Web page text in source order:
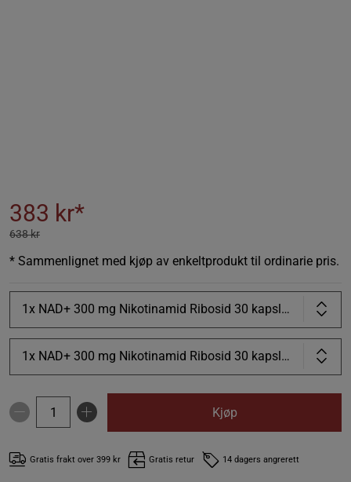
383 kr*
638 kr
* Sammenlignet med kjøp av enkeltprodukt til ordinarie pris.
1x NAD+ 300 mg Nikotinamid Ribosid 30 kapsler, OS
1x NAD+ 300 mg Nikotinamid Ribosid 30 kapsler, OS
Kjøp
Gratis frakt over 399 kr Gratis retur 14 dagers angrerett